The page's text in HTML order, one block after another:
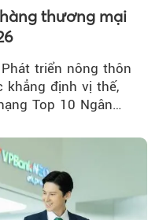
thương mại
triển nông thôn
khẳng định vị thế,
Top 10 Ngân